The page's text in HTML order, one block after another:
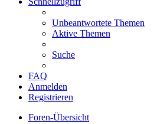
Unbeantwortete Themen
Aktive Themen
Suche
FAQ
Anmelden
Registrieren
Foren-Übersicht